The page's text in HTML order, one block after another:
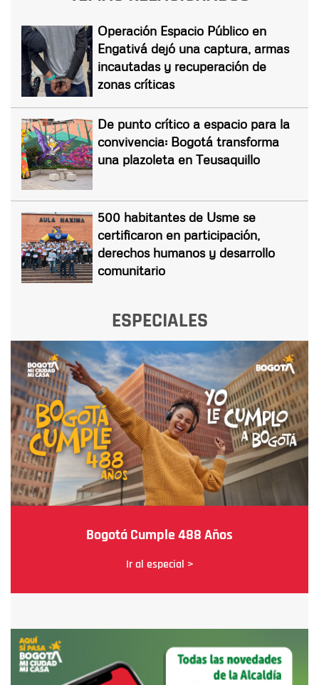
Operación Espacio Público en
Engativá dejó una captura, armas
incautadas y recuperación de
zonas críticas
De punto crítico a espacio para la
convivencia: Bogotá transforma
una plazoleta en Teusaquillo
500 habitantes de Usme se
certificaron en participación,
derechos humanos y desarrollo
comunitario
ESPECIALES
Bogotá Cumple 488 Años
Ir al especial >